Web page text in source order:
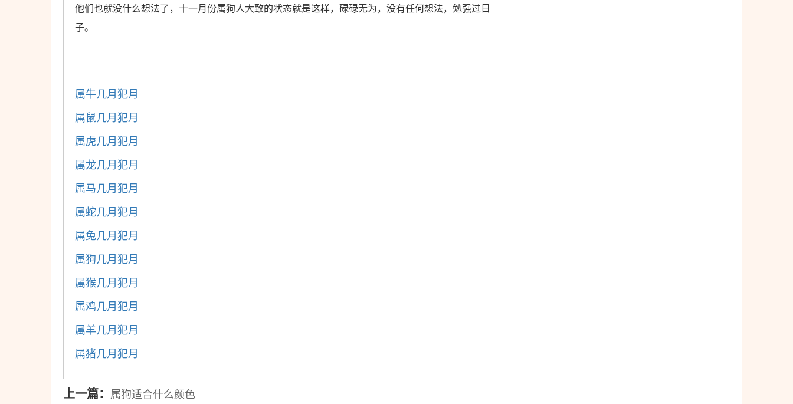
他们也就没什么想法了，十一月份属狗人大致的状态就是这样，碌碌无为，没有任何想法，勉强过日
子。
属牛几月犯月
属鼠几月犯月
属虎几月犯月
属龙几月犯月
属马几月犯月
属蛇几月犯月
属兔几月犯月
属狗几月犯月
属猴几月犯月
属鸡几月犯月
属羊几月犯月
属猪几月犯月
上一篇： 属狗适合什么颜色